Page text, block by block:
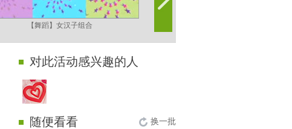
【舞蹈】女汉子组合
对此活动感兴趣的人
随便看看 换一批